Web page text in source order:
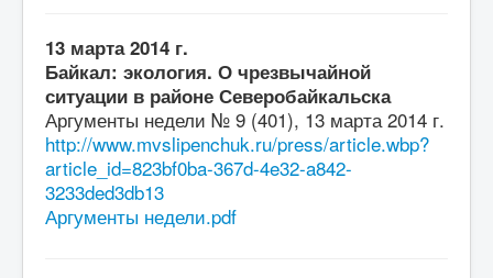
13 марта 2014 г.
Байкал: экология. О чрезвычайной
ситуации в районе Северобайкальска
Аргументы недели № 9 (401), 13 марта 2014 г.
http://www.mvslipenchuk.ru/press/article.wbp?
article_id=823bf0ba-367d-4e32-a842-
3233ded3db13
Аргументы недели.pdf